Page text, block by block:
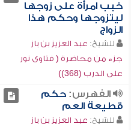
خبب امرأة على زوجها
ليتزوجها وحكم هذا
الزواج
للشيخ: عبد العزيز بن باز
جزء من محاضرة ( فتاوى نور
على الدرب (368))
الفهرس:حكم
قطيعة العم
للشيخ: عبد العزيز بن باز